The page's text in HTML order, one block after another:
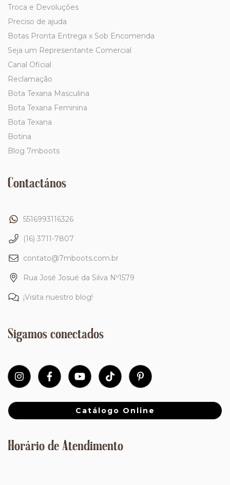
Troca e Devoluções
Preciso de ajuda
Botas Pronta Entrega x Sob Encomenda
Seja um Representante Comercial
Canal Oficial
Reclamação
Bota Texana Masculina
Bota Texana Feminina
Bota Texana
Botina
Blog 7mboots
Contactános
5516993116326
(16) 3711-7807
contato@7mboots.com.br
Rua José Josué da Silva Nº1579
¡Visita nuestro blog!
Sigamos conectados
Catálogo Online
Horário de Atendimento